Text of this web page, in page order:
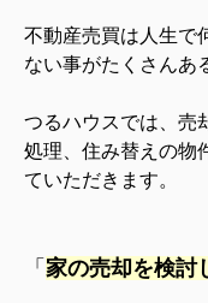
不動産売買は人生で
ない事がたくさんあ
つるハウスでは、売
処理、住み替えの物
ていただきます。
「 家の売却を検討